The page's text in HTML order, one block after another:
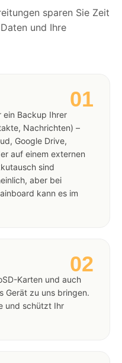
sparen Sie Zeit
und Ihre
01
ein Backup Ihrer
Nachrichten) –
Google Drive,
auf einem externen
sind
aber bei
kann es im
02
Karten und auch
Gerät zu uns bringen.
und schützt Ihr